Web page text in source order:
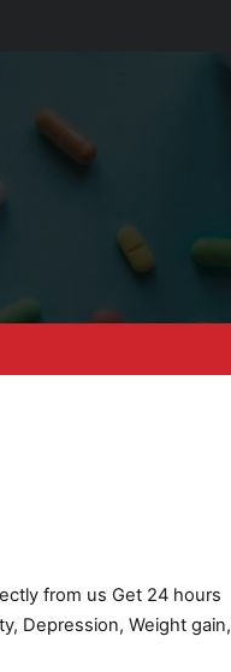
from us Get 24 hours
Depression, Weight gain,